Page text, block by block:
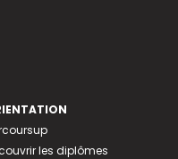
les diplômes